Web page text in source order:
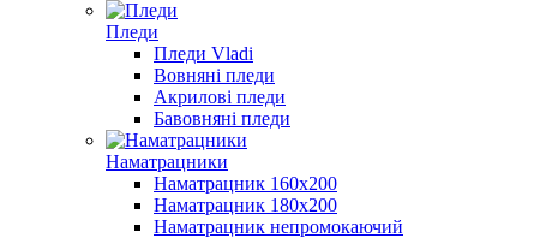
Пледи
Пледи Vladi
Вовняні пледи
Акрилові пледи
Бавовняні пледи
Наматрацники
Наматрацник 160х200
Наматрацник 180х200
Наматрацник непромокаючий